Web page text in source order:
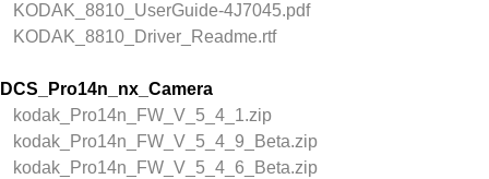
KODAK_8810_UserGuide-4J7045.pdf
KODAK_8810_Driver_Readme.rtf
DCS_Pro14n_nx_Camera
kodak_Pro14n_FW_V_5_4_1.zip
kodak_Pro14n_FW_V_5_4_9_Beta.zip
kodak_Pro14n_FW_V_5_4_6_Beta.zip